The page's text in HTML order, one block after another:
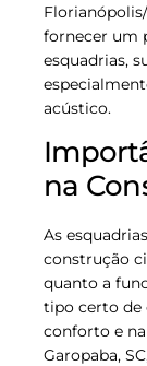
fornecer um
esquadrias,
acústico.
na
As
construção
quanto a
tipo certo de
conforto e
Garopaba,